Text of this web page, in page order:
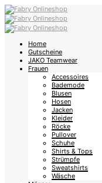
Home
Gutscheine
JAKO Teamwear
Frauen
Accessoires
Bademode
Blusen
Hosen
Jacken
Kleider
Röcke
Pullover
Schuhe
Shirts & Tops
Strümpfe
Sweatshirts
Wäsche